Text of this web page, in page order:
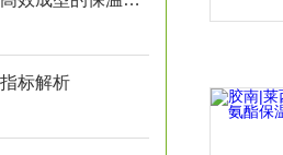
标解析
道、